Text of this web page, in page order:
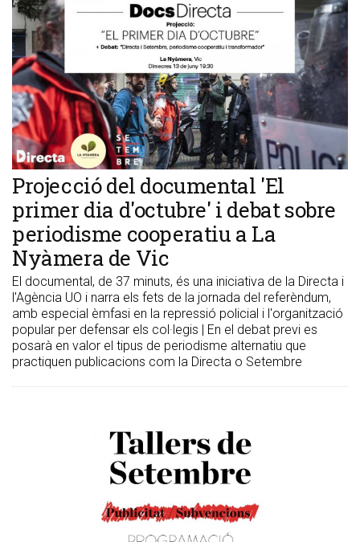
Projecció del documental 'El
primer dia d'octubre' i debat sobre
periodisme cooperatiu a La
Nyàmera de Vic
El documental, de 37 minuts, és una iniciativa de la Directa i
l'Agència UO i narra els fets de la jornada del referèndum,
amb especial èmfasi en la repressió policial i l'organització
popular per defensar els col·legis | En el debat previ es
posarà en valor el tipus de periodisme alternatiu que
practiquen publicacions com la Directa o Setembre